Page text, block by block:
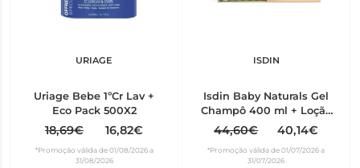
URIAGE
Uriage Bebe 1ºCr Lav +
Eco Pack 500X2
18,69€ 16,82€
*Promoção válida de 01/08/2026 a
31/08/2026
ISDIN
Isdin Baby Naturals Gel
Champô 400 ml + Loção
corporal 400 ml + Pomada
Zinco 100 ml + Oferta
Necessaire
44,60€ 40,14€
*Promoção válida de 01/07/2026 a
31/07/2026